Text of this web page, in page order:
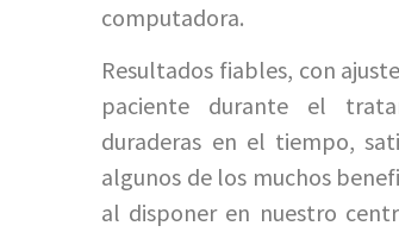
computadora.
Resultados fiables, con
paciente durante el
duraderas en el tiempo,
algunos de los muchos
al disponer en nuestro